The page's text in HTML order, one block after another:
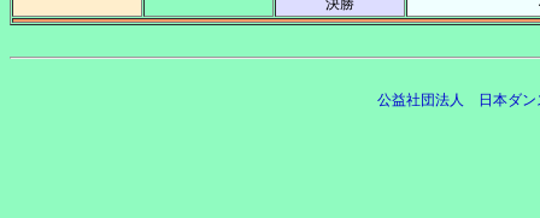
決勝
公益社団法人 日本ダ